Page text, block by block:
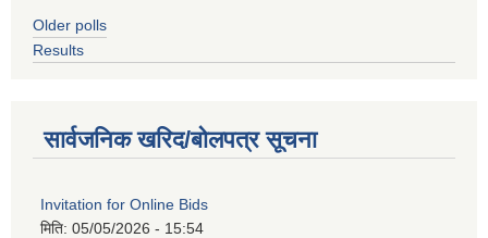
Older polls
Results
सार्वजनिक खरिद/बोलपत्र सूचना
Invitation for Online Bids
मिति: 05/05/2026 - 15:54